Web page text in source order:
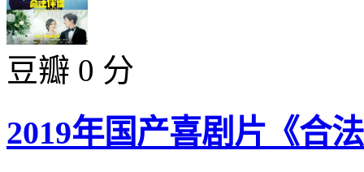
豆瓣 0 分
2019年国产喜剧片《合